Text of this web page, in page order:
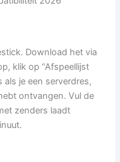
Download het via
klik op “Afspeellijst
als je een serverdres,
ontvangen. Vul de
zenders laadt